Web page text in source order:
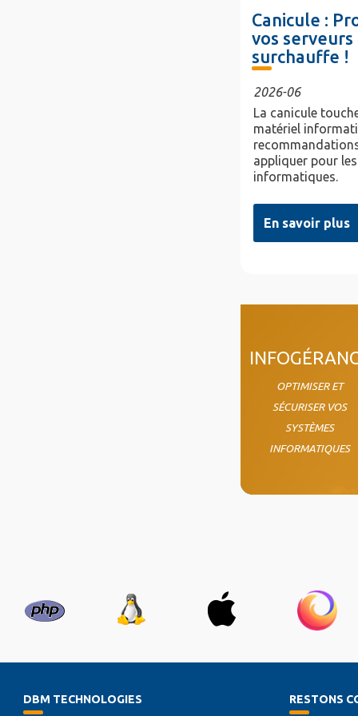
Canicule :
vos serveurs
surchauffe !
2026-06
La canicule
matériel
appliquer pour
informatiques.
En savoir plus
OPTIMISER ET
SÉCURISER VOS
SYSTÈMES
INFORMATIQUES
DBM TECHNOLOGIES RESTONS